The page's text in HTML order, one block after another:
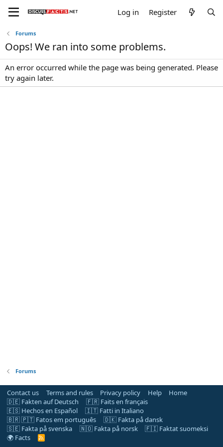
Log in Register
Forums
Oops! We ran into some problems.
An error occurred while the page was being generated. Please
try again later.
Forums
Contact us Terms and rules Privacy policy Help
Home
🇩🇪 Fakten auf Deutsch
🇫🇷 Faits en français
🇪🇸 Hechos en Español
🇮🇹 Fatti in Italiano
🇧🇷 🇵🇹 Fatos em português
🇩🇰 Fakta på dansk
🇸🇪 Fakta på svenska
🇳🇴 Fakta på norsk
🇫🇮 Faktat suomeksi
🌍 Facts
R